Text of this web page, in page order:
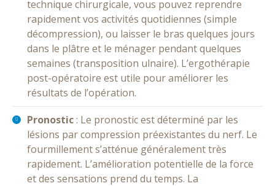
technique chirurgicale, vous pouvez reprendre
rapidement vos activités quotidiennes (simple
décompression), ou laisser le bras quelques jours
dans le plâtre et le ménager pendant quelques
semaines (transposition ulnaire). L’ergothérapie
post-opératoire est utile pour améliorer les
résultats de l’opération.
Pronostic: Le pronostic est déterminé par les
lésions par compression préexistantes du nerf. Le
fourmillement s’atténue généralement très
rapidement. L’amélioration potentielle de la force
et des sensations prend du temps. La